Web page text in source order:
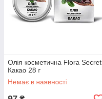
Олія косметична Flora Secret
Какао 28 г
Немає в наявності